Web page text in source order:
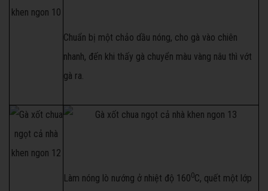
Chuẩn bị một chảo dầu nóng, cho gà vào chiên
nhanh, đến khi thấy gà chuyển màu vàng nâu thì vớt
gà ra.
Làm nóng lò nướng ở nhiệt độ 1600C, quết một lớp